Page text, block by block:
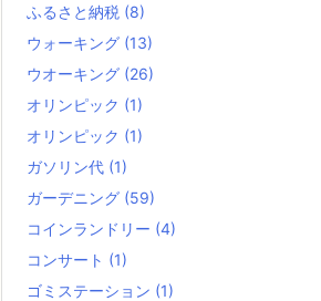
ふるさと納税 (8)
ウォーキング (13)
ウオーキング (26)
オリンピック (1)
オリンピック (1)
ガソリン代 (1)
ガーデニング (59)
コインランドリー (4)
コンサート (1)
ゴミステーション (1)